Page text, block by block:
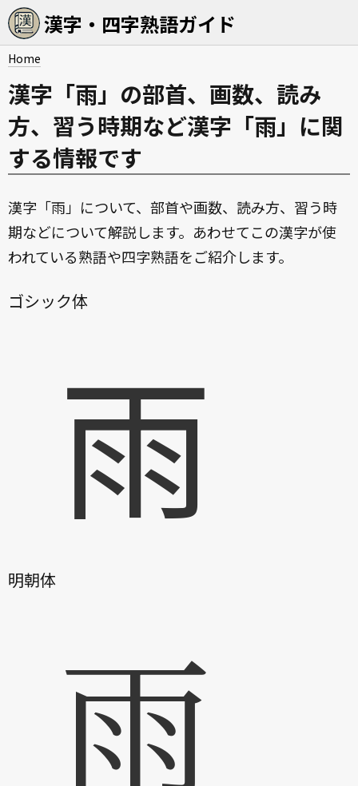
漢字・四字熟語ガイド
Home
漢字「雨」の部首、画数、読み
方、習う時期など漢字「雨」に関
する情報です
漢字「雨」について、部首や画数、読み方、習う時
期などについて解説します。あわせてこの漢字が使
われている熟語や四字熟語をご紹介します。
ゴシック体
雨
明朝体
雨